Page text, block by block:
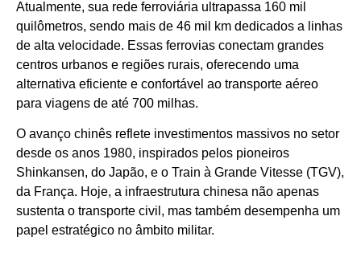
Atualmente, sua rede ferroviária ultrapassa 160 mil
quilômetros, sendo mais de 46 mil km dedicados a linhas
de alta velocidade. Essas ferrovias conectam grandes
centros urbanos e regiões rurais, oferecendo uma
alternativa eficiente e confortável ao transporte aéreo
para viagens de até 700 milhas.
O avanço chinês reflete investimentos massivos no setor
desde os anos 1980, inspirados pelos pioneiros
Shinkansen, do Japão, e o Train à Grande Vitesse (TGV),
da França. Hoje, a infraestrutura chinesa não apenas
sustenta o transporte civil, mas também desempenha um
papel estratégico no âmbito militar.